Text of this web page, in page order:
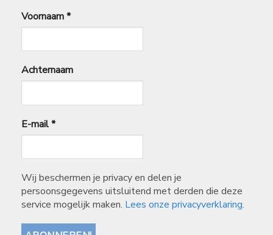
Voornaam*
Achternaam
E-mail*
Wij beschermen je privacy en delen je
persoonsgegevens uitsluitend met derden die deze
service mogelijk maken. Lees onze privacyverklaring.